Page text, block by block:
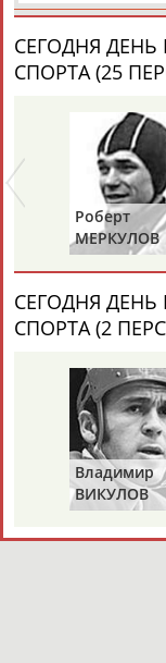
СЕГОДНЯ
СПОРТА (25
Роберт
МЕРКУЛОВ
СЕГОДНЯ
СПОРТА (2
Владимир
ВИКУЛОВ